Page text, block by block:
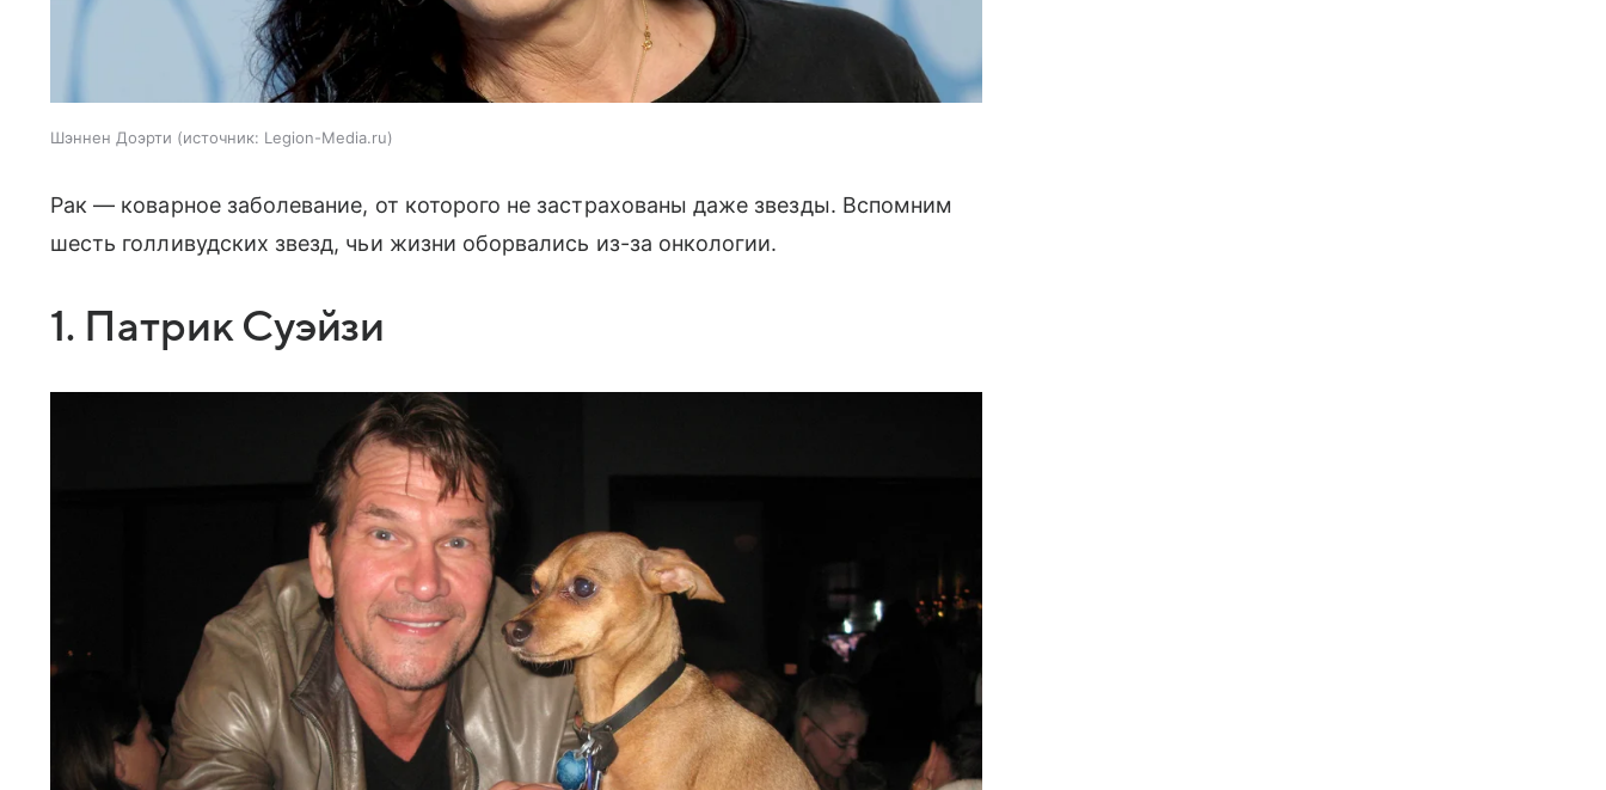
Шэннен Доэрти источник: Legion-Media.ru
Рак — коварное заболевание, от которого не застрахованы даже звезды. Вспомним
шесть голливудских звезд, чьи жизни оборвались из-за онкологии.
1. Патрик Суэйзи